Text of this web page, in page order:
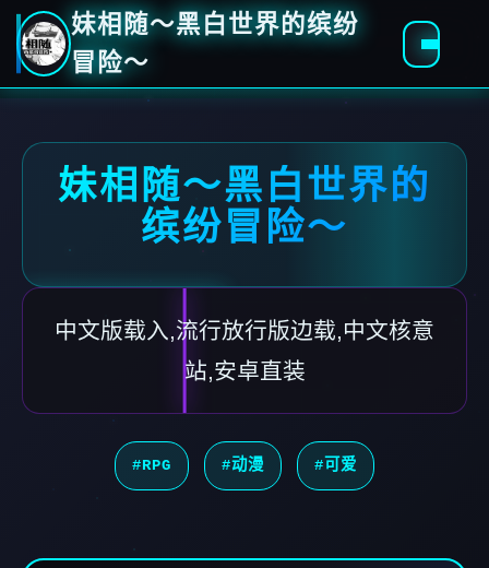
妹相随～黑白世界的缤纷
冒险～
妹相随～黑白世界的
缤纷冒险～
中文版载入,流行放行版边载,中文核意
站,安卓直装
#RPG #动漫 #可爱